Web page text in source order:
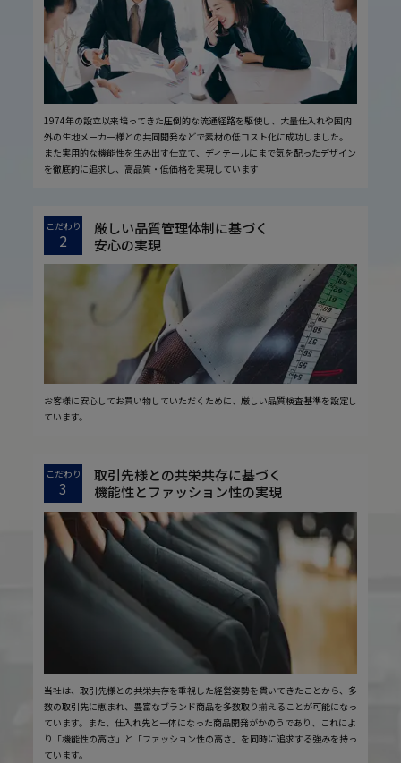
1974年の設立以来培ってきた圧倒的な流通経路を駆使し、大量仕入れや国内
外の生地メーカー様との共同開発などで素材の低コスト化に成功しました。
また実用的な機能性を生み出す仕立て、ディテールにまで気を配ったデザイン
を徹底的に追求し、高品質・低価格を実現しています
こだわり
2
厳しい品質管理体制に基づく
安心の実現
お客様に安心してお買い物していただくために、厳しい品質検査基準を設定し
ています。
こだわり
3
取引先様との共栄共存に基づく
機能性とファッション性の実現
当社は、取引先様との共栄共存を重視した経営姿勢を貫いてきたことから、多
数の取引先に恵まれ、豊富なブランド商品を多数取り揃えることが可能になっ
ています。また、仕入れ先と一体になった商品開発がかのうであり、これによ
り「機能性の高さ」と「ファッション性の高さ」を同時に追求する強みを持っ
ています。